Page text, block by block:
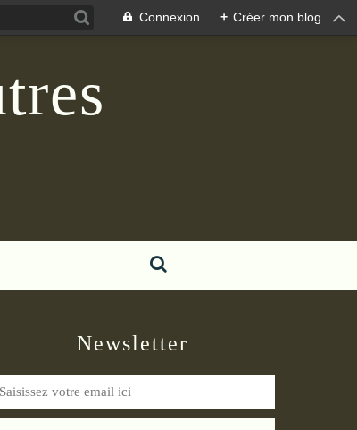
Connexion + Créer mon blog
Newsletter